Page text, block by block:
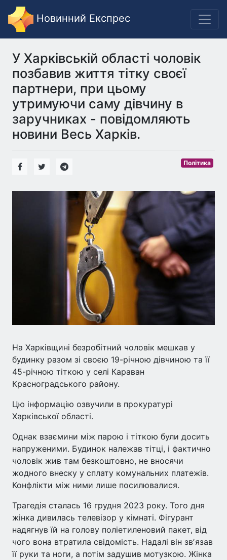
Новинний Експрес
У Харківській області чоловік
позбавив життя тітку своєї
партнери, при цьому
утримуючи саму дівчину в
заручниках - повідомляють
новини Весь Харків.
Політика
На Харківщині безробітний чоловік мешкав у
будинку разом зі своєю 19-річною дівчиною та її
45-річною тіткою у селі Караван
Красноградського району.
Цю інформацію озвучили в прокуратурі
Харківської області.
Однак взаємини між парою і тіткою були досить
напруженими. Будинок належав тітці, і фактично
чоловік жив там безкоштовно, не вносячи
жодного внеску у сплату комунальних платежів.
Конфлікти між ними лише посилювалися.
Трагедія сталась 16 грудня 2023 року. Того дня
жінка дивилась телевізор у кімнаті. Фігурант
надягнув їй на голову поліетиленовий пакет, від
чого вона втратила свідомість. Надалі він звʼязав
її руки та ноги, а потім задушив мотузкою. Жінка